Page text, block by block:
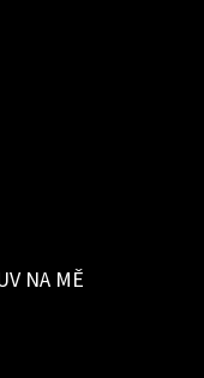
NA MĚ